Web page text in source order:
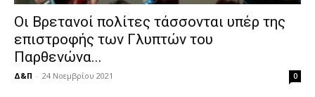
Οι Βρετανοί πολίτες τάσσονται υπέρ της
επιστροφής των Γλυπτών του
Παρθενώνα...
Δ&Π - 24 Νοεμβρίου 2021 0